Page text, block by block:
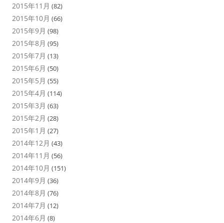
2015年11月 (82)
2015年10月 (66)
2015年9月 (98)
2015年8月 (95)
2015年7月 (13)
2015年6月 (50)
2015年5月 (55)
2015年4月 (114)
2015年3月 (63)
2015年2月 (28)
2015年1月 (27)
2014年12月 (43)
2014年11月 (56)
2014年10月 (151)
2014年9月 (36)
2014年8月 (76)
2014年7月 (12)
2014年6月 (8)